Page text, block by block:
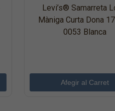
Levi’s® Samarreta
Màniga Curta Dona
0053 Blanca